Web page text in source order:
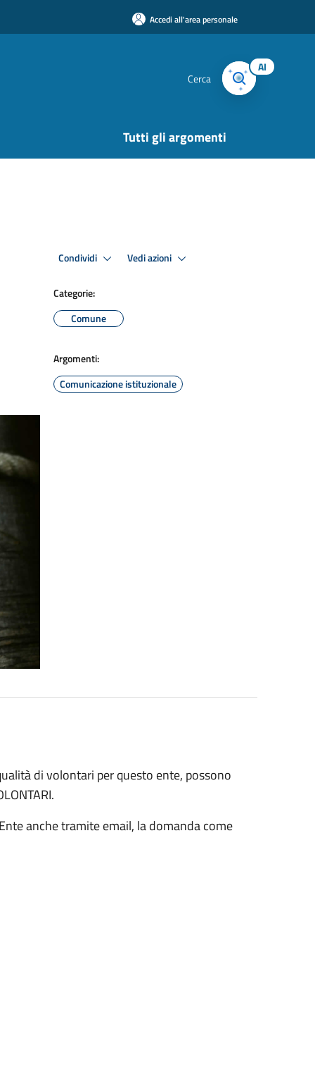
Accedi all'area personale
Cerca
AI
Tutti gli argomenti
Condividi Vedi azioni
Categorie:
Comune
Argomenti:
Comunicazione istituzionale
di volontari per questo ente, possono
anche tramite email, la domanda come